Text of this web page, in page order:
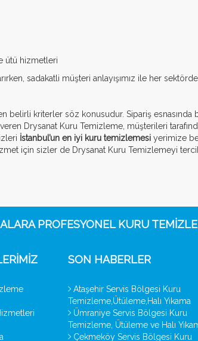
ütü hizmetleri
sadakatli müşteri anlayışımız ile her
belirli kriterler söz konusudur. Sipariş
Drysanat Kuru Temizleme, müşterileri
İstanbul’un en iyi kuru temizlemesi yerimize
için sizler de Drysanat Kuru Temizlemeyi
PROFESYONEL KURU
SON HABERLER
Ataşehir Servis Bölgesi Kuru
Temizleme,Ütüleme,Halı Yıkama
Ümraniye Servis Bölgesi Kuru
Temizleme, Ütüleme ve Halı
Çekmeköy Servis Bölgesi Kuru